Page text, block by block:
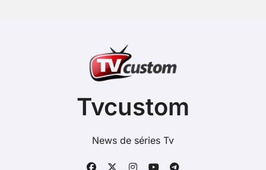
Tvcustom
News de séries Tv